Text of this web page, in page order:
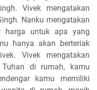
Vivek mengatakan
Nanku mengatakan
harga untuk apa yang
hanya akan berteriak
Vivek mengatakan
di rumah, kamu
kamu memiliki